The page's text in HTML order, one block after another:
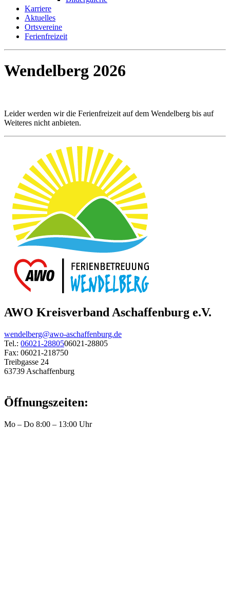
Karriere
Aktuelles
Ortsvereine
Ferienfreizeit
Wendelberg 2026
Leider werden wir die Ferienfreizeit auf dem Wendelberg bis auf
Weiteres nicht anbieten.
AWO Kreisverband Aschaffenburg e.V.
wendelberg@awo-aschaffenburg.de
Tel.: 06021-2880506021-28805
Fax: 06021-218750
Treibgasse 24
63739 Aschaffenburg
Öffnungszeiten:
Mo – Do 8:00 – 13:00 Uhr